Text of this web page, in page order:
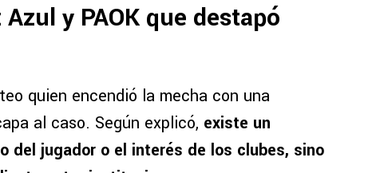
y PAOK que destapó
quien encendió la mecha con una
al caso. Según explicó, existe un
del jugador o el interés de los clubes, sino